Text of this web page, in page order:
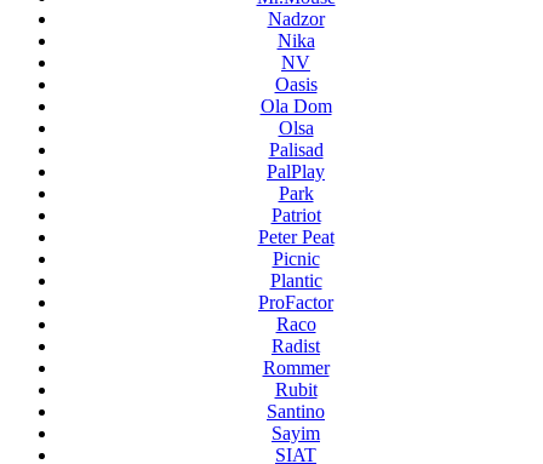
Nadzor
Nika
NV
Oasis
Ola Dom
Olsa
Palisad
PalPlay
Park
Patriot
Peter Peat
Picnic
Plantic
ProFactor
Raco
Radist
Rommer
Rubit
Santino
Sayim
SIAT